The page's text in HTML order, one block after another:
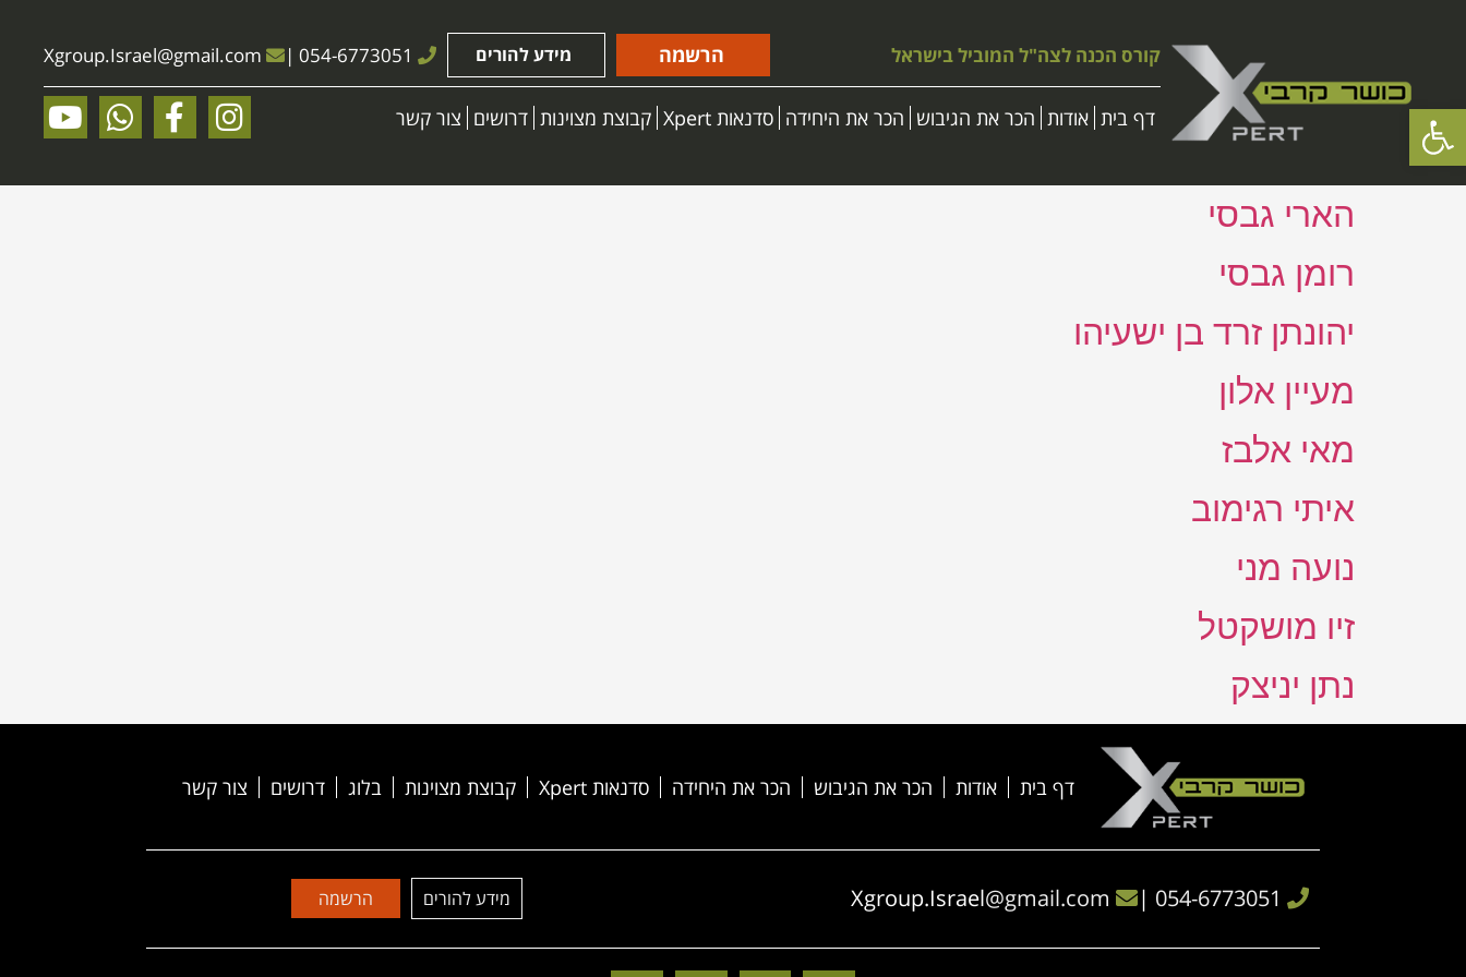
פתח סרגל נגישות
קורס הכנה לצה"ל המוביל בישראל הרשמה מידע להורים Xgroup.Israel@gmail.com |054-6773051
דף בית אודות הכר את הגיבוש הכר את היחידה סדנאות Xpert קבוצת מצוינות דרושים צור קשר
הארי גבסי
רומן גבסי
יהונתן זרד בן ישעיהו
מעיין אלון
מאי אלבז
איתי רגימוב
נועה מני
זיו מושקטל
נתן יניצק
דף בית אודות הכר את הגיבוש הכר את היחידה סדנאות Xpert קבוצת מצוינות בלוג דרושים צור קשר
Xgroup.Israel@gmail.com | 054-6773051 מידע להורים הרשמה